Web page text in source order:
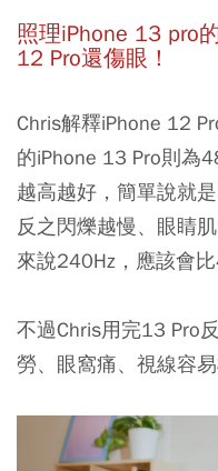
照理iPhone 13 pro
12 Pro還傷眼！
Chris解釋iPhone 12
的iPhone 13 Pro則為
越高越好，簡單說就
反之閃爍越慢、眼睛
來說240Hz，應該會比
不過Chris用完13 Pro
勞、眼窩痛、視線容